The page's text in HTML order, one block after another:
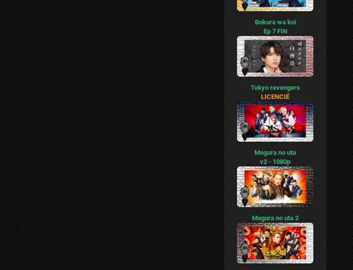
Bokura wa koi
Ep 7 FIN
Tokyo revengers
LICENCIÉ
Mogura no uta
v2 - 1080p
Mogura no uta 2